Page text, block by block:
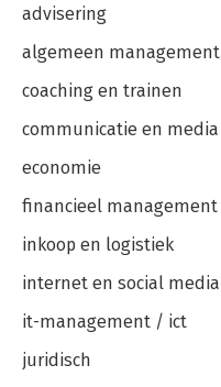
advisering
algemeen management
coaching en trainen
communicatie en media
economie
financieel management
inkoop en logistiek
internet en social media
it-management / ict
juridisch